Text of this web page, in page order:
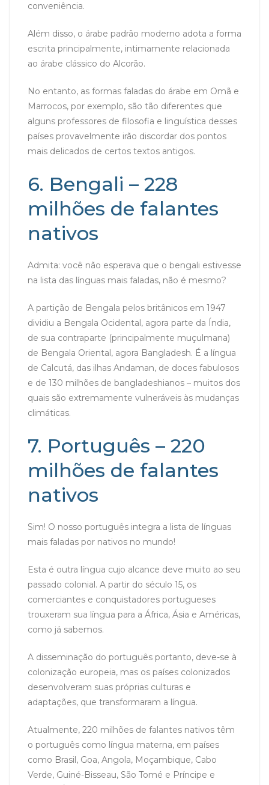
conveniência.
Além disso, o árabe padrão moderno adota a forma
escrita principalmente, intimamente relacionada
ao árabe clássico do Alcorão.
No entanto, as formas faladas do árabe em Omã e
Marrocos, por exemplo, são tão diferentes que
alguns professores de filosofia e linguística desses
países provavelmente irão discordar dos pontos
mais delicados de certos textos antigos.
6. Bengali – 228
milhões de falantes
nativos
Admita: você não esperava que o bengali estivesse
na lista das línguas mais faladas, não é mesmo?
A partição de Bengala pelos britânicos em 1947
dividiu a Bengala Ocidental, agora parte da Índia,
de sua contraparte (principalmente muçulmana)
de Bengala Oriental, agora Bangladesh. É a língua
de Calcutá, das ilhas Andaman, de doces fabulosos
e de 130 milhões de bangladeshianos – muitos dos
quais são extremamente vulneráveis às mudanças
climáticas.
7. Português – 220
milhões de falantes
nativos
Sim! O nosso português integra a lista de línguas
mais faladas por nativos no mundo!
Esta é outra língua cujo alcance deve muito ao seu
passado colonial. A partir do século 15, os
comerciantes e conquistadores portugueses
trouxeram sua língua para a África, Ásia e Américas,
como já sabemos.
A disseminação do português portanto, deve-se à
colonização europeia, mas os países colonizados
desenvolveram suas próprias culturas e
adaptações, que transformaram a língua.
Atualmente, 220 milhões de falantes nativos têm
o português como língua materna, em países
como Brasil, Goa, Angola, Moçambique, Cabo
Verde, Guiné-Bisseau, São Tomé e Príncipe e